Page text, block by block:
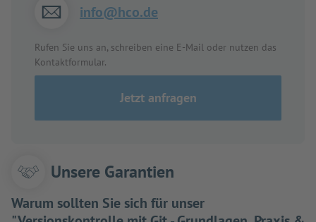
info@hco.de
Rufen Sie uns an, schreiben eine E-Mail oder nutzen das
Kontaktformular.
Jetzt anfragen
Unsere Garantien
Warum sollten Sie sich für unser